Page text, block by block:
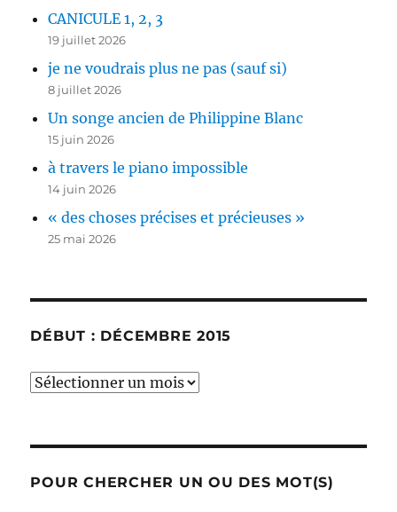
CANICULE 1, 2, 3
19 juillet 2026
je ne voudrais plus ne pas (sauf si)
8 juillet 2026
Un songe ancien de Philippine Blanc
15 juin 2026
à travers le piano impossible
14 juin 2026
« des choses précises et précieuses »
25 mai 2026
DÉBUT : DÉCEMBRE 2015
début
POUR CHERCHER UN OU DES MOT(S)